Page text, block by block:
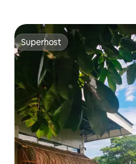
Superhost
Superhost